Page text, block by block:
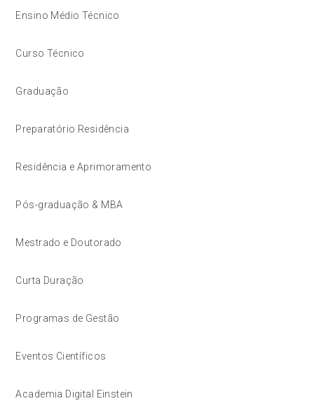
Ensino Médio Técnico
Curso Técnico
Graduação
Preparatório Residência
Residência e Aprimoramento
Pós-graduação & MBA
Mestrado e Doutorado
Curta Duração
Programas de Gestão
Eventos Científicos
Academia Digital Einstein